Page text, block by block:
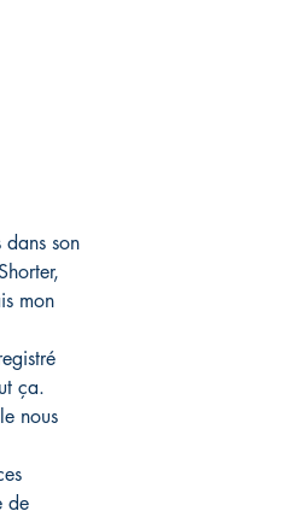
son
mon
ça.
nous
de